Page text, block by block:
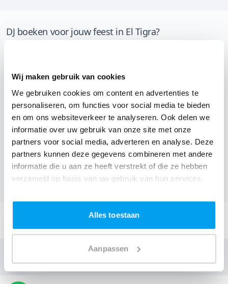
Wij maken gebruik van cookies
We gebruiken cookies om content en advertenties te
personaliseren, om functies voor social media te bieden
en om ons websiteverkeer te analyseren. Ook delen we
informatie over uw gebruik van onze site met onze
partners voor social media, adverteren en analyse. Deze
partners kunnen deze gegevens combineren met andere
informatie die u aan ze heeft verstrekt of die ze hebben
verzameld op basis van uw gebruik van hun services.
Alles toestaan
Aanpassen
DJ boeken voor jouw feest in El Tigra?
reserve DJ. Wij zorgen dat het goed komt. Maar voordat
je een DJ voor jouw feest gaat boeken, wil je natuurlijk
weten wat het kost.
EenDJ boeken uit Limburg was nog nooit zo makkelijk.
Daarom kun je bij ons online de prijs berekenen voor
jouw feest. Ook kun je nu boeken of een vrijblijvende
offerte aanvragen.Boek de beste DJ uit Lanakenen
Stuur een email:
+32 3 3002797